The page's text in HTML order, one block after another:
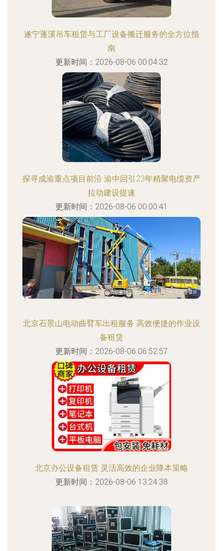
遂宁蓬溪吊车租赁与工厂设备搬迁服务的全方位指
南
更新时间：2026-08-06 00:04:32
探寻成渝重点项目前沿 渝中回引23年精聚电缆资产
拉动建设提速
更新时间：2026-08-06 00:00:41
北京石景山电动曲臂车出租服务 高效便捷的作业设
备租赁
更新时间：2026-08-06 06:52:57
北京办公设备租赁 灵活高效的企业降本策略
更新时间：2026-08-06 13:24:38